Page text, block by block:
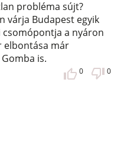
probléma sújt?
várja Budapest egyik
csomópontja a nyáron
elbontása már
is.
0 0